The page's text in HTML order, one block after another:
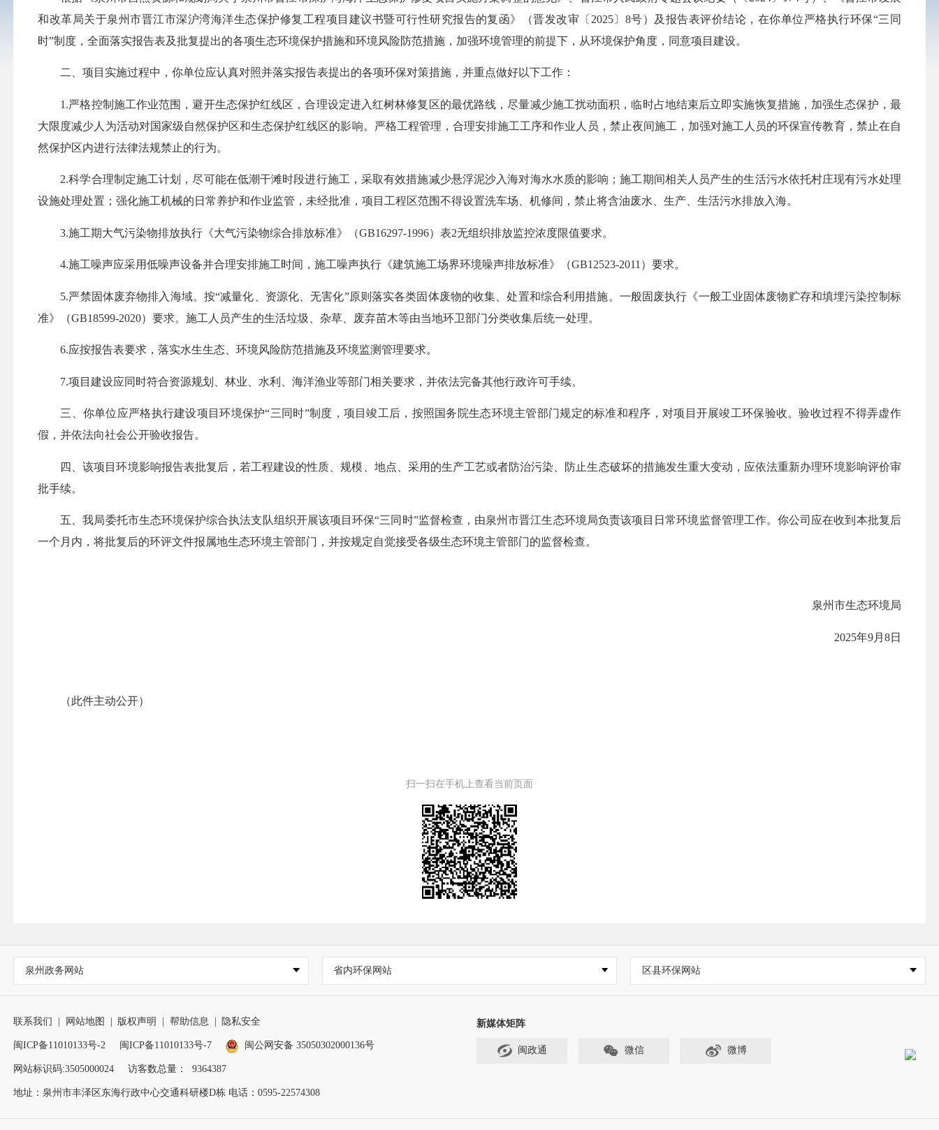
和改革局关于泉州市晋江市深沪湾海洋生态保护修复工程项目建议书暨可行性研究报告的复函》（晋发改审〔2025〕8号）及报告表评价结论，在你单位严格执行环保“三同
时”制度，全面落实报告表及批复提出的各项生态环境保护措施和环境风险防范措施，加强环境管理的前提下 ，从环境保护角度，同意项目建设。
二、项目实施过程中，你单位应认真对照并落实报告表提出的各项环保对策措施，并重点做好以下工作：
1.严格控制施工作业范围，避开生态保护红线区，合理设定进入红树林修复区的最优路线，尽量减少施工扰动面积，临时占地结束后立即实施恢复措施，加强生态保护，最
大限度减少人为活动对国家级自然保护区和生态保护红线区的影响。严格工程管理，合理安排施工工序和作业人员，禁止夜间施工，加强对施工人员的环保宣传教育，禁止在自
然保护区内进行法律法规禁止的行为。
2.科学合理制定施工计划，尽可能在低潮干滩时段进行施工，采取有效措施减少悬浮泥沙入海对海水水质的影响；施工期间相关人员产生的生活污水依托村庄现有污水处理
设施处理处置；强化施工机械的日常养护和作业监管，未经批准，项目工程区范围不得设置洗车场、机修间，禁止将含油废水、生产、生活污水排放入海。
3.施工期大气污染物排放执行《大气污染物综合排放标准》（GB16297-1996）表2无组织排放监控浓度限值要求。
4.施工噪声应采用低噪声设备并合理安排施工时间，施工噪声执行《建筑施工场界环境噪声排放标准》（GB12523-2011）要求。
5.严禁固体废弃物排入海域。按“减量化、资源化、无害化”原则落实各类固体废物的收集、处置和综合利用措施。一般固废执行《一般工业固体废物贮存和填埋污染控制标
准》（GB18599-2020）要求。施工人员产生的生活垃圾、杂草、废弃苗木等由当地环卫部门分类收集后统一处理。
6.应按报告表要求，落实水生生态、环境风险防范措施及环境监测管理要求。
7.项目建设应同时符合资源规划、林业、水利、海洋渔业等部门相关要求，并依法完备其他行政许可手续。
三、你单位应严格执行建设项目环境保护“三同时”制度，项目竣工后，按照国务院生态环境主管部门规定的标准和程序，对项目开展竣工环保验收。验收过程不得弄虚作
假，并依法向社会公开验收报告。
四、该项目环境影响报告表批复后，若工程建设的性质、规模、地点、采用的生产工艺或者防治污染、防止生态破坏的措施发生重大变动，应依法重新办理环境影响评价审
批手续。
五、我局委托市生态环境保护综合执法支队组织开展该项目环保“三同时”监督检查，由泉州市晋江生态环境局负责该项目日常环境监督管理工作。你公司应在收到本批复后
一个月内，将批复后的环评文件报属地生态环境主管部门，并按规定自觉接受各级生态环境主管部门的监督检查。
泉州市生态环境局
2025年9月 8日
（此件主动公开）
扫一扫在手机上查看当前页面
泉州政务网站 省内环保网站 区县环保网站
联系我们 | 网站地图 | 版权声明 | 帮助信息 | 隐私安全
闽ICP备11010133号-2 闽ICP备11010133号-7 闽公网安备 35050302000136号
网站标识码:3505000024 访客数总量： 9364387
地址：泉州市丰泽区东海行政中心交通科研楼D栋 电话：0595-22574308
新媒体矩阵
闽政通 微信 微博